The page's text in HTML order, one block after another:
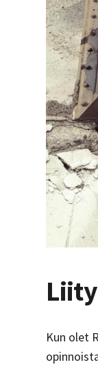
Kun olet